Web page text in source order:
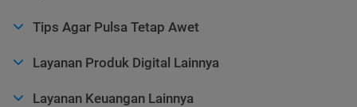
Tips Agar Pulsa Tetap Awet
Layanan Produk Digital Lainnya
Layanan Keuangan Lainnya